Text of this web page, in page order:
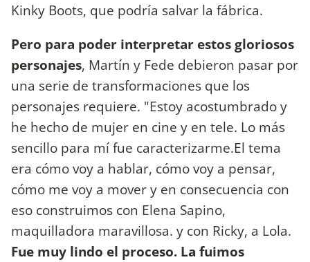
Kinky Boots, que podría salvar la fábrica.
Pero para poder interpretar estos gloriosos
personajes, Martín y Fede debieron pasar por
una serie de transformaciones que los
personajes requiere. "Estoy acostumbrado y
he hecho de mujer en cine y en tele. Lo más
sencillo para mí fue caracterizarme.El tema
era cómo voy a hablar, cómo voy a pensar,
cómo me voy a mover y en consecuencia con
eso construimos con Elena Sapino,
maquilladora maravillosa. y con Ricky, a Lola.
Fue muy lindo el proceso. La fuimos